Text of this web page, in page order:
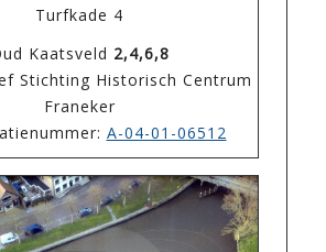
Turfkade 4
Kaatsveld 2,4,6,8
Stichting Historisch Centrum
Franeker
A-04-01-06512